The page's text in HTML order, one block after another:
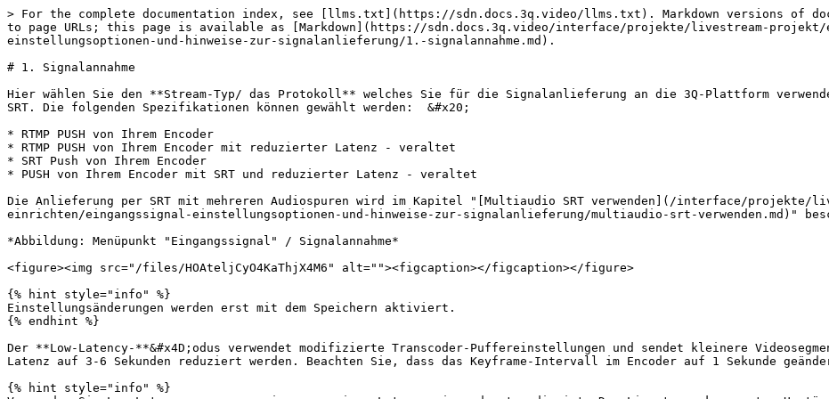
> For the complete documentation index, see [llms.txt](https://sdn.docs.3q.video/llms.txt). Markdown versions of
to page URLs; this page is available as [Markdown](https://sdn.docs.3q.video/interface/projekte/livestream-
einstellungsoptionen-und-hinweise-zur-signalanlieferung/1.-signalannahme.md).
# 1. Signalannahme
Hier wählen Sie den **Stream-Typ/ das Protokoll** welches Sie für die Signalanlieferung an die 3Q-Plattform
SRT. Die folgenden Spezifikationen können gewählt werden:  &#x20;
* RTMP PUSH von Ihrem Encoder
* RTMP PUSH von Ihrem Encoder mit reduzierter Latenz - veraltet
* SRT Push von Ihrem Encoder
* PUSH von Ihrem Encoder mit SRT und reduzierter Latenz - veraltet
Die Anlieferung per SRT mit mehreren Audiospuren wird im Kapitel "[Multiaudio SRT verwenden](/interface/
einrichten/eingangssignal-einstellungsoptionen-und-hinweise-zur-signalanlieferung/multiaudio-srt-verwenden.md)"
*Abbildung: Menüpunkt "Eingangssignal" / Signalannahme*
<figure><img src="/files/HOAteljCyO4KaThjX4M6" alt=""><figcaption></figcaption></figure>
{% hint style="info" %}
Einstellungsänderungen werden erst mit dem Speichern aktiviert.
{% endhint %}
Der **Low-Latency-**&#x4D;odus verwendet modifizierte Transcoder-Puffereinstellungen und sendet kleinere
Latenz auf 3-6 Sekunden reduziert werden. Beachten Sie, dass das Keyframe-Intervall im Encoder auf 1 Sekunde
{% hint style="info" %}